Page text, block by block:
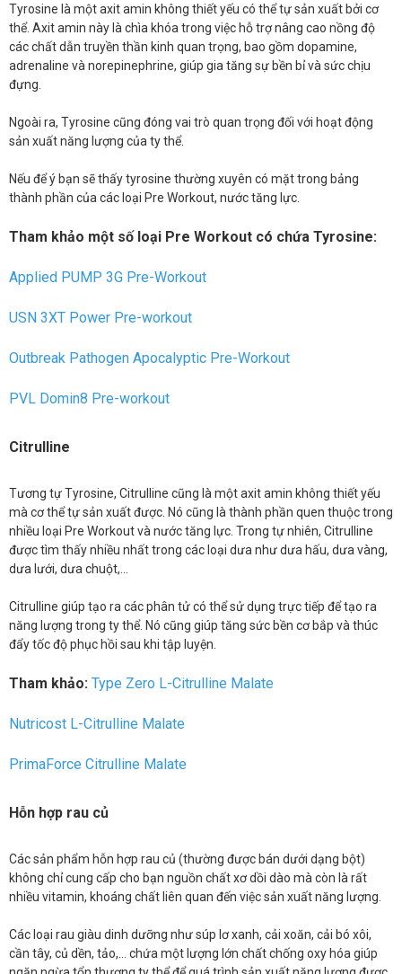
Tyrosine là một axit amin không thiết yếu có thể tự sản xuất bởi cơ
thể. Axit amin này là chìa khóa trong việc hỗ trợ nâng cao nồng độ
các chất dẫn truyền thần kinh quan trọng, bao gồm dopamine,
adrenaline và norepinephrine, giúp gia tăng sự bền bỉ và sức chịu
đựng.
Ngoài ra, Tyrosine cũng đóng vai trò quan trọng đối với hoạt động
sản xuất năng lượng của ty thể.
Nếu để ý bạn sẽ thấy tyrosine thường xuyên có mặt trong bảng
thành phần của các loại Pre Workout, nước tăng lực.
Tham khảo một số loại Pre Workout có chứa Tyrosine:
Applied PUMP 3G Pre-Workout
USN 3XT Power Pre-workout
Outbreak Pathogen Apocalyptic Pre-Workout
PVL Domin8 Pre-workout
Citrulline
Tương tự Tyrosine, Citrulline cũng là một axit amin không thiết yếu
mà cơ thể tự sản xuất được. Nó cũng là thành phần quen thuộc trong
nhiều loại Pre Workout và nước tăng lực. Trong tự nhiên, Citrulline
được tìm thấy nhiều nhất trong các loại dưa như dưa hấu, dưa vàng,
dưa lưới, dưa chuột,…
Citrulline giúp tạo ra các phân tử có thể sử dụng trực tiếp để tạo ra
năng lượng trong ty thể. Nó cũng giúp tăng sức bền cơ bắp và thúc
đẩy tốc độ phục hồi sau khi tập luyện.
Tham khảo: Type Zero L-Citrulline Malate
Nutricost L-Citrulline Malate
PrimaForce Citrulline Malate
Hỗn hợp rau củ
Các sản phẩm hỗn hợp rau củ (thường được bán dưới dạng bột)
không chỉ cung cấp cho bạn nguồn chất xơ dồi dào mà còn là rất
nhiều vitamin, khoáng chất liên quan đến việc sản xuất năng lượng.
Các loại rau giàu dinh dưỡng như súp lơ xanh, cải xoăn, cải bó xôi,
cần tây, củ dền, tảo,... chứa một lượng lớn chất chống oxy hóa giúp